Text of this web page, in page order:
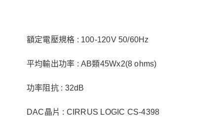
額定電壓規格 : 100-120V 50/60Hz
平均輸出功率 : AB類45Wx2(8 ohms)
功率阻抗 : 32dB
DAC晶片 : CIRRUS LOGIC CS-4398